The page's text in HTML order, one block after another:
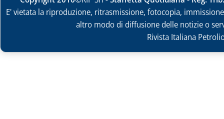
E' vietata la riproduzione, ritrasmissione, fotocopia,
altro modo di diffusione delle notizie o
Rivista Italiana